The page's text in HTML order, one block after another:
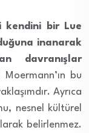
kendini bir Lue
inanarak
davranışlar
bu
Ayrıca
nesnel kültürel
belirlenmez.